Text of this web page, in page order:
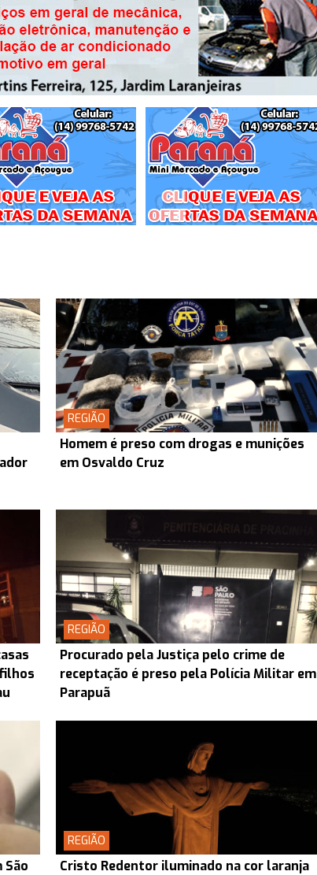
REGIÃO
Homem é preso com drogas e munições
em Osvaldo Cruz
REGIÃO
Procurado pela Justiça pelo crime de
receptação é preso pela Polícia Militar em
Parapuã
São
REGIÃO
Cristo Redentor iluminado na cor laranja